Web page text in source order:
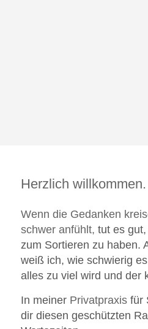
Herzlich willkommen.
Wenn die Gedanken
schwer anfühlt, tut es
zum Sortieren zu haben.
weiß ich, wie schwierig
alles zu viel wird und der
In meiner Privatpraxisfür
dir diesen geschützten